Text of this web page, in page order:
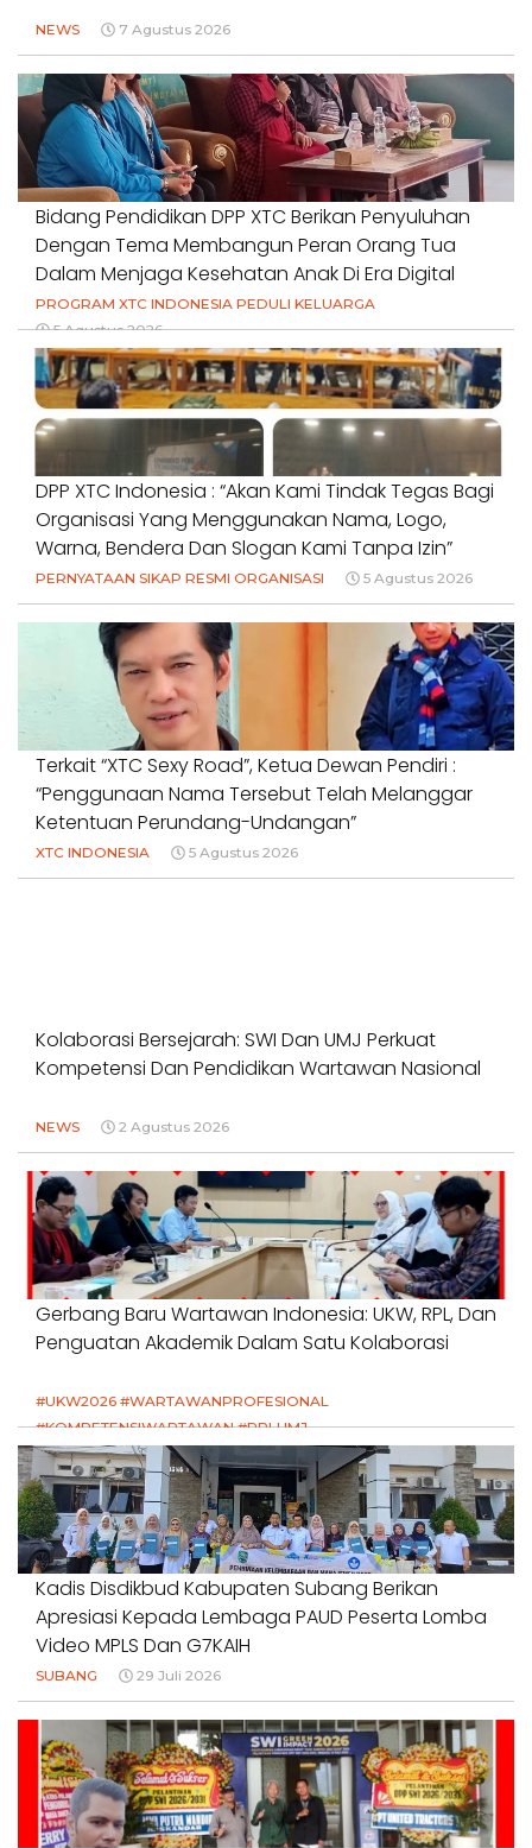
NEWS 7 Agustus 2026
Bidang Pendidikan DPP XTC Berikan Penyuluhan
Dengan Tema Membangun Peran Orang Tua
Dalam Menjaga Kesehatan Anak Di Era Digital
PROGRAM XTC INDONESIA PEDULI KELUARGA
5 Agustus 2026
DPP XTC Indonesia : “Akan Kami Tindak Tegas Bagi
Organisasi Yang Menggunakan Nama, Logo,
Warna, Bendera Dan Slogan Kami Tanpa Izin”
PERNYATAAN SIKAP RESMI ORGANISASI 5 Agustus 2026
Terkait “XTC Sexy Road”, Ketua Dewan Pendiri :
“Penggunaan Nama Tersebut Telah Melanggar
Ketentuan Perundang-Undangan”
XTC INDONESIA 5 Agustus 2026
Kolaborasi Bersejarah: SWI Dan UMJ Perkuat
Kompetensi Dan Pendidikan Wartawan Nasional
NEWS 2 Agustus 2026
Gerbang Baru Wartawan Indonesia: UKW, RPL, Dan
Penguatan Akademik Dalam Satu Kolaborasi
#UKW2026 #WARTAWANPROFESIONAL
#KOMPETENSIWARTAWAN #RPLUMJ
#PENDIDIKANWARTAWAN #SWINASIONAL #SWIJABAR
1 Agustus 2026
Kadis Disdikbud Kabupaten Subang Berikan
Apresiasi Kepada Lembaga PAUD Peserta Lomba
Video MPLS Dan G7KAIH
SUBANG 29 Juli 2026